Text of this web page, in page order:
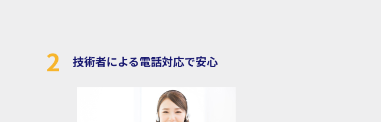
2 技術者による電話対応で安心